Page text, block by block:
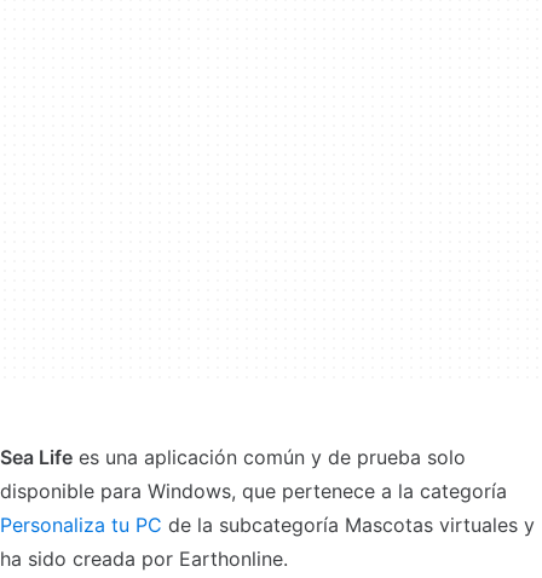
Sea Life es una aplicación común y de prueba solo
disponible para Windows, que pertenece a la categoría
Personaliza tu PC de la subcategoría Mascotas virtuales y
ha sido creada por Earthonline.